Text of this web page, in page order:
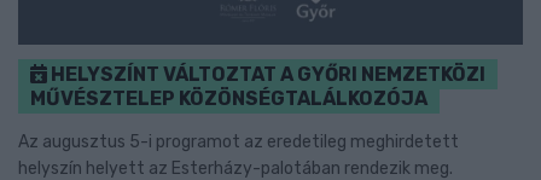
HELYSZÍNT VÁLTOZTAT A GYŐRI NEMZETKÖZI
MŰVÉSZTELEP KÖZÖNSÉGTALÁLKOZÓJA
Az augusztus 5-i programot az eredetileg meghirdetett
helyszín helyett az Esterházy-palotában rendezik meg.